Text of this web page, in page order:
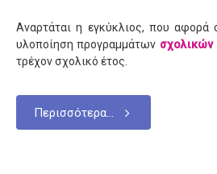
Προκηρύξεις
Ωρολόγια Προγράμματα
Εκπαιδευτικοί
Μεταθέσεις
Αναρτάται η εγκύκλιος, που αφορά
υλοποίηση προγραμμάτων σχολικών
τρέχον σχολικό έτος.
Περισσότερα...